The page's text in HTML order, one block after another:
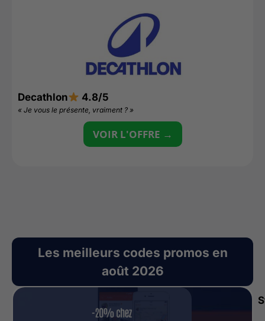
Decathlon 4.8/5
« Je vous le présente, vraiment ? »
VOIR L'OFFRE →
Les meilleurs codes promos en
août 2026